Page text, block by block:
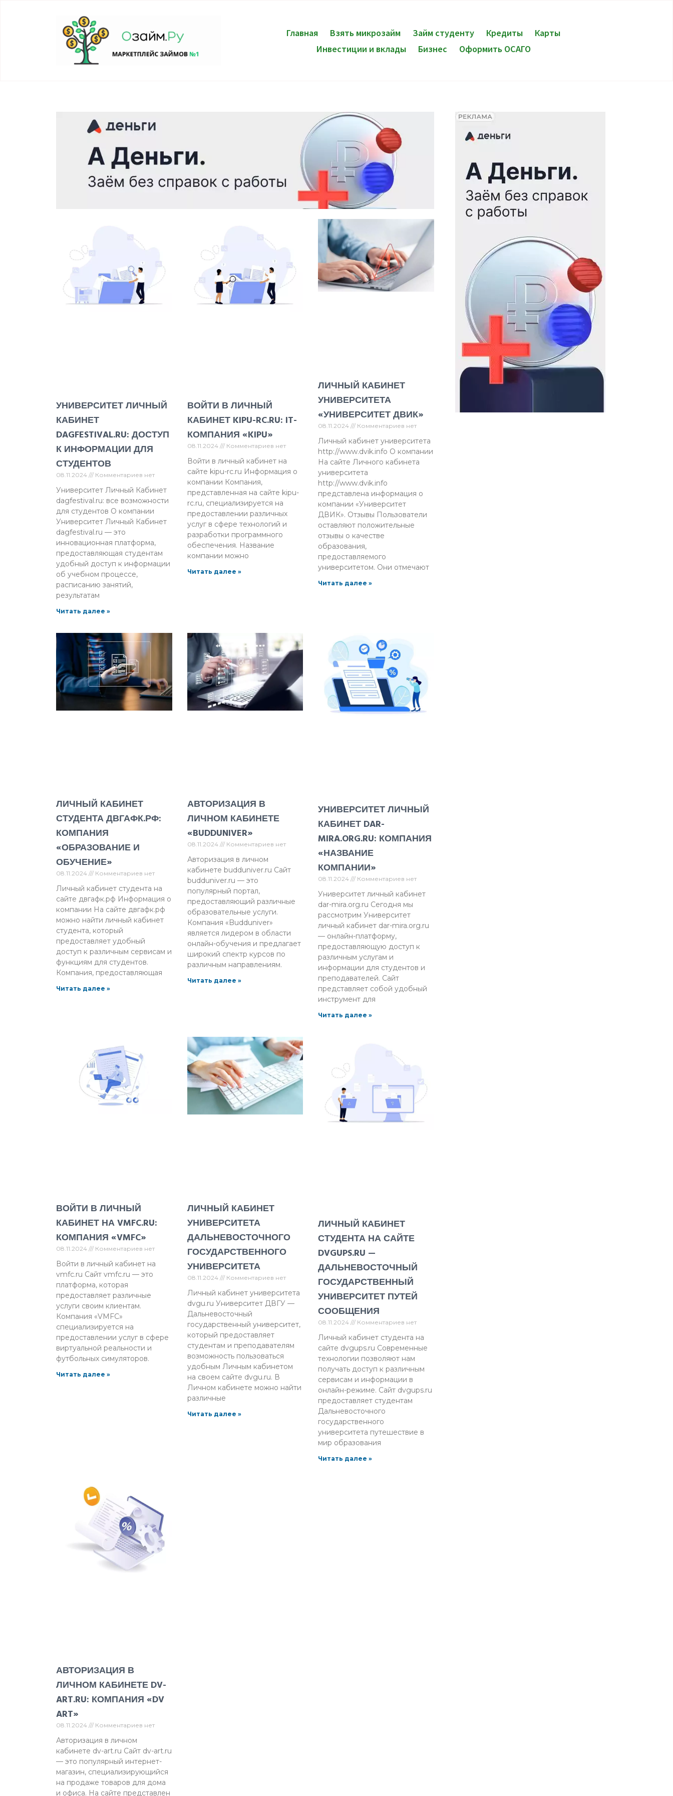
Главная Взять микрозайм Займ студенту Кредиты
Карты
Инвестиции и вклады
Бизнес Оформить ОСАГО
УНИВЕРСИТЕТ ЛИЧНЫЙ
КАБИНЕТ
DAGFESTIVAL.RU: ДОСТУП
К ИНФОРМАЦИИ ДЛЯ
СТУДЕНТОВ
08.11.2024 Комментариев нет
Университет Личный Кабинет
dagfestival.ru: все возможности
для студентов О компании
Университет Личный Кабинет
dagfestival.ru — это
инновационная платформа,
предоставляющая студентам
удобный доступ к информации
об учебном процессе,
расписанию занятий,
результатам
Читать далее »
ВОЙТИ В ЛИЧНЫЙ
КАБИНЕТ KIPU-RC.RU: IT-
КОМПАНИЯ «KIPU»
08.11.2024 Комментариев нет
Войти в личный кабинет на
сайте kipu-rc.ru Информация о
компании Компания,
представленная на сайте kipu-
rc.ru, специализируется на
предоставлении различных
услуг в сфере технологий и
разработки программного
обеспечения. Название
компании можно
Читать далее »
ЛИЧНЫЙ КАБИНЕТ
УНИВЕРСИТЕТА
«УНИВЕРСИТЕТ ДВИК»
08.11.2024 Комментариев нет
Личный кабинет университета
http://www.dvik.info О компании
На сайте Личного кабинета
университета
http://www.dvik.info
представлена информация о
компании «Университет
ДВИК». Отзывы Пользователи
оставляют положительные
отзывы о качестве
образования,
предоставляемого
университетом. Они отмечают
Читать далее »
ЛИЧНЫЙ КАБИНЕТ
СТУДЕНТА ДВГАФК.РФ:
КОМПАНИЯ
«ОБРАЗОВАНИЕ И
ОБУЧЕНИЕ»
08.11.2024 Комментариев нет
Личный кабинет студента на
сайте двгафк.рф Информация о
компании На сайте двгафк.рф
можно найти личный кабинет
студента, который
предоставляет удобный
доступ к различным сервисам и
функциям для студентов.
Компания, предоставляющая
Читать далее »
АВТОРИЗАЦИЯ В
ЛИЧНОМ КАБИНЕТЕ
«BUDDUNIVER»
08.11.2024 Комментариев нет
Авторизация в личном
кабинете budduniver.ru Сайт
budduniver.ru — это
популярный портал,
предоставляющий различные
образовательные услуги.
Компания «Budduniver»
является лидером в области
онлайн-обучения и предлагает
широкий спектр курсов по
различным направлениям.
Читать далее »
УНИВЕРСИТЕТ ЛИЧНЫЙ
КАБИНЕТ DAR-
MIRA.ORG.RU: КОМПАНИЯ
«НАЗВАНИЕ
КОМПАНИИ»
08.11.2024 Комментариев нет
Университет личный кабинет
dar-mira.org.ru Сегодня мы
рассмотрим Университет
личный кабинет dar-mira.org.ru
— онлайн-платформу,
предоставляющую доступ к
различным услугам и
информации для студентов и
преподавателей. Сайт
представляет собой удобный
инструмент для
Читать далее »
ВОЙТИ В ЛИЧНЫЙ
КАБИНЕТ НА VMFC.RU:
КОМПАНИЯ «VMFC»
08.11.2024 Комментариев нет
Войти в личный кабинет на
vmfc.ru Сайт vmfc.ru — это
платформа, которая
предоставляет различные
услуги своим клиентам.
Компания «VMFC»
специализируется на
предоставлении услуг в сфере
виртуальной реальности и
футбольных симуляторов.
Читать далее »
ЛИЧНЫЙ КАБИНЕТ
УНИВЕРСИТЕТА
ДАЛЬНЕВОСТОЧНОГО
ГОСУДАРСТВЕННОГО
УНИВЕРСИТЕТА
08.11.2024 Комментариев нет
Личный кабинет университета
dvgu.ru Университет ДВГУ —
Дальневосточный
государственный университет,
который предоставляет
студентам и преподавателям
возможность пользоваться
удобным Личным кабинетом
на своем сайте dvgu.ru. В
Личном кабинете можно найти
различные
Читать далее »
ЛИЧНЫЙ КАБИНЕТ
СТУДЕНТА НА САЙТЕ
DVGUPS.RU —
ДАЛЬНЕВОСТОЧНЫЙ
ГОСУДАРСТВЕННЫЙ
УНИВЕРСИТЕТ ПУТЕЙ
СООБЩЕНИЯ
08.11.2024 Комментариев нет
Личный кабинет студента на
сайте dvgups.ru Современные
технологии позволяют нам
получать доступ к различным
сервисам и информации в
онлайн-режиме. Сайт dvgups.ru
предоставляет студентам
Дальневосточного
государственного
университета путешествие в
мир образования
Читать далее »
АВТОРИЗАЦИЯ В
ЛИЧНОМ КАБИНЕТЕ DV-
ART.RU: КОМПАНИЯ «DV
ART»
08.11.2024 Комментариев нет
Авторизация в личном
кабинете dv-art.ru Сайт dv-art.ru
— это популярный интернет-
магазин, специализирующийся
на продаже товаров для дома
и офиса. На сайте представлен